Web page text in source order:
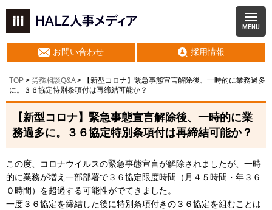
MENU
お問い合わせ 採用情報
TOP > 労務相談Q&A> 【新型コロナ】緊急事態宣言解除後、一時的に業務過多
に。３６協定特別条項付は再締結可能か？
【新型コロナ】緊急事態宣言解除後、一時的に業
務過多に。３６協定特別条項付は再締結可能か？
この度、コロナウイルスの緊急事態宣言が解除されましたが、一時
的に業務が増え一部部署で３６協定限度時間（月４５時間・年３６
０時間）を超過する可能性がでてきました。
一度３６協定を締結した後に特別条項付きの３６協定を組むことは